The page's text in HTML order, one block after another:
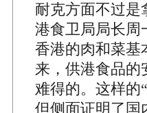
耐克方面不过是
港食卫局局长周
香港的肉和菜基
来，供港食品的
难得的。这样的
但侧面证明了国